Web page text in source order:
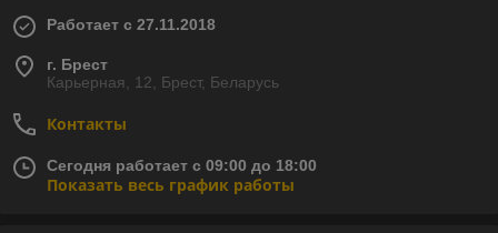
Работает с 27.11.2018
г. Брест
Карьерная, 12, Брест, Беларусь
Контакты
Сегодня работает с 09:00 до 18:00
Показать весь график работы